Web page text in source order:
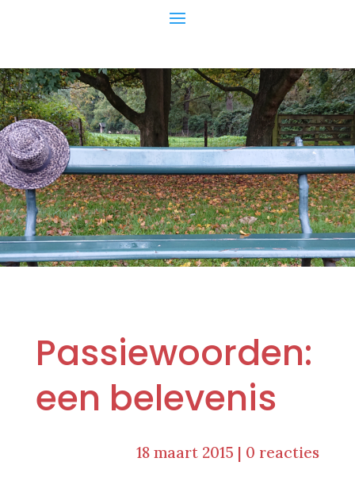
Passiewoorden:
een belevenis
18 maart 2015 | 0 reacties